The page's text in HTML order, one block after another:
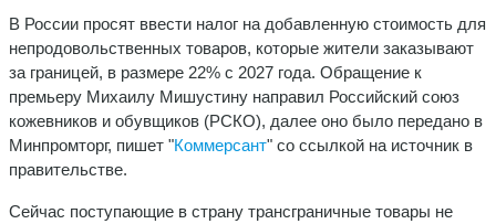
В России просят ввести налог на добавленную стоимость для
непродовольственных товаров, которые жители заказывают
за границей, в размере 22% с 2027 года. Обращение к
премьеру Михаилу Мишустину направил Российский союз
кожевников и обувщиков (РСКО), далее оно было передано в
Минпромторг, пишет "Коммерсант" со ссылкой на источник в
правительстве.
Сейчас поступающие в страну трансграничные товары не